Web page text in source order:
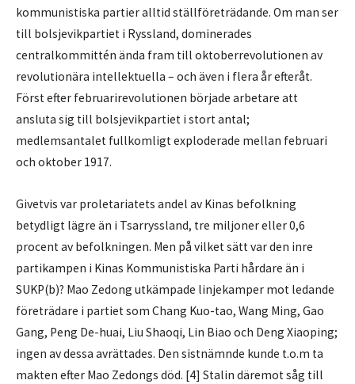
kommunistiska partier alltid ställföreträdande. Om man ser
till bolsjevikpartiet i Ryssland, dominerades
centralkommittén ända fram till oktoberrevolutionen av
revolutionära intellektuella – och även i flera år efteråt.
Först efter februarirevolutionen började arbetare att
ansluta sig till bolsjevikpartiet i stort antal;
medlemsantalet fullkomligt exploderade mellan februari
och oktober 1917.
Givetvis var proletariatets andel av Kinas befolkning
betydligt lägre än i Tsarryssland, tre miljoner eller 0,6
procent av befolkningen. Men på vilket sätt var den inre
partikampen i Kinas Kommunistiska Parti hårdare än i
SUKP(b)? Mao Zedong utkämpade linjekamper mot ledande
företrädare i partiet som Chang Kuo-tao, Wang Ming, Gao
Gang, Peng De-huai, Liu Shaoqi, Lin Biao och Deng Xiaoping;
ingen av dessa avrättades. Den sistnämnde kunde t.o.m ta
makten efter Mao Zedongs död. [4] Stalin däremot såg till